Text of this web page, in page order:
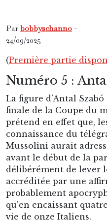
Parbobbyschanno -
24/09/2025
(Première partie
Numéro 5 :
La figure d’Antal
finale de la Coupe du
prétend en effet que,
connaissance du
Mussolini aurait
avant le début de la
délibérément de lever
accréditée par une
probablement
qu’en encaissant
vie de onze Italiens.